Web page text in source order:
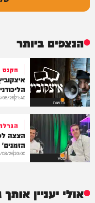
הנצפים ביותר
חדשות
הקנס
21:40
08/26
VOD
הזמנים'
20:00
08/26
אולי יעניין